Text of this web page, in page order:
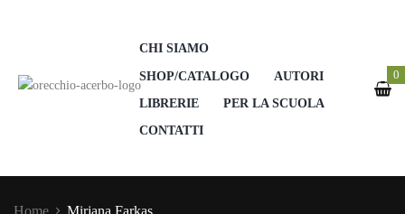
CHI SIAMO
SHOP/CATALOGO
AUTORI
LIBRERIE
PER LA SCUOLA
CONTATTI
0
Home Mirjana Farkas